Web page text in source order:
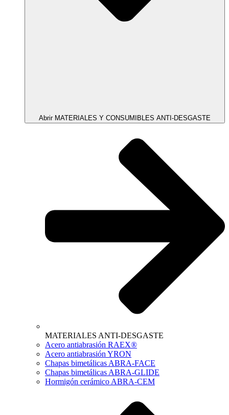
Abrir MATERIALES Y CONSUMIBLES ANTI-DESGASTE
MATERIALES ANTI-DESGASTE
Acero antiabrasión RAEX®
Acero antiabrasión YRON
Chapas bimetálicas ABRA-FACE
Chapas bimetálicas ABRA-GLIDE
Hormigón cerámico ABRA-CEM